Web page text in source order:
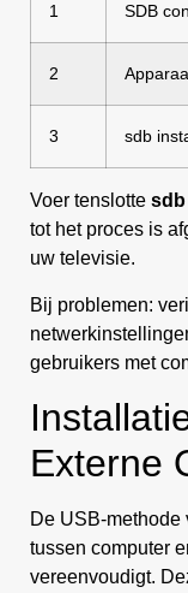
1 SDB
2
3 sdb
Voer tenslotte sdb
tot het proces is
uw televisie.
Bij problemen:
gebruikers met
Externe
De USB-
tussen computer
vereenvoudigt.